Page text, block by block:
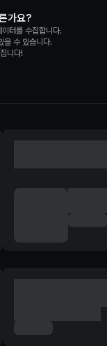
가요?
터를 수집합니다.
을 수 있습니다.
니다!